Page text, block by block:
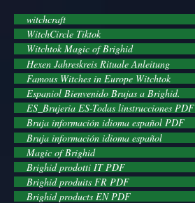
witchcraft
WitchCircle Tiktok
Witchtok Magic of Brighid
Hexen Jahreskreis Rituale Anleitung
Famous Witches in Europe Witchtok
Espaniol Bienvenido Brujas a Brighid.
ES_Brujeria ES-Todas linstrucciones PDF
Bruja información idioma español PDF
Bruja información idioma español
Magic of Brighid
Brighid prodotti IT PDF
Brighid produits FR PDF
Brighid products EN PDF